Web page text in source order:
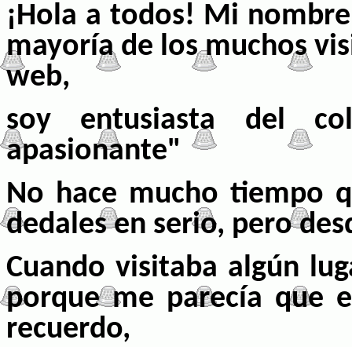
¡Hola a todos! Mi
mayoría de los muchos
web,
soy entusiasta del
apasionante"
No hace mucho tiempo
dedales en serio, pero
Cuando visitaba algún
porque me parecía que
recuerdo,